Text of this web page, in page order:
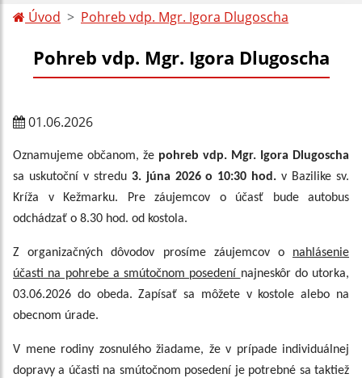
Úvod Pohreb vdp. Mgr. Igora Dlugoscha
Pohreb vdp. Mgr. Igora Dlugoscha
01.06.2026
Oznamujeme občanom, že pohreb vdp. Mgr. Igora Dlugoscha
sa uskutoční v stredu 3. júna 2026 o 10:30 hod. v Bazilike sv.
Kríža v Kežmarku. Pre záujemcov o účasť bude autobus
odchádzať o 8.30 hod. od kostola.
Z organizačných dôvodov prosíme záujemcov o nahlásenie
účasti na pohrebe a smútočnom posedení najneskôr do utorka,
03.06.2026 do obeda. Zapísať sa môžete v kostole alebo na
obecnom úrade.
V mene rodiny zosnulého žiadame, že v prípade individuálnej
dopravy a účasti na smútočnom posedení je potrebné sa taktiež